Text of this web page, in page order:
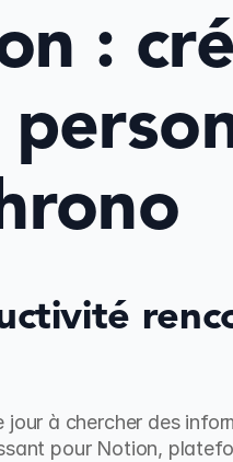
:
à chercher des
pour Notion,